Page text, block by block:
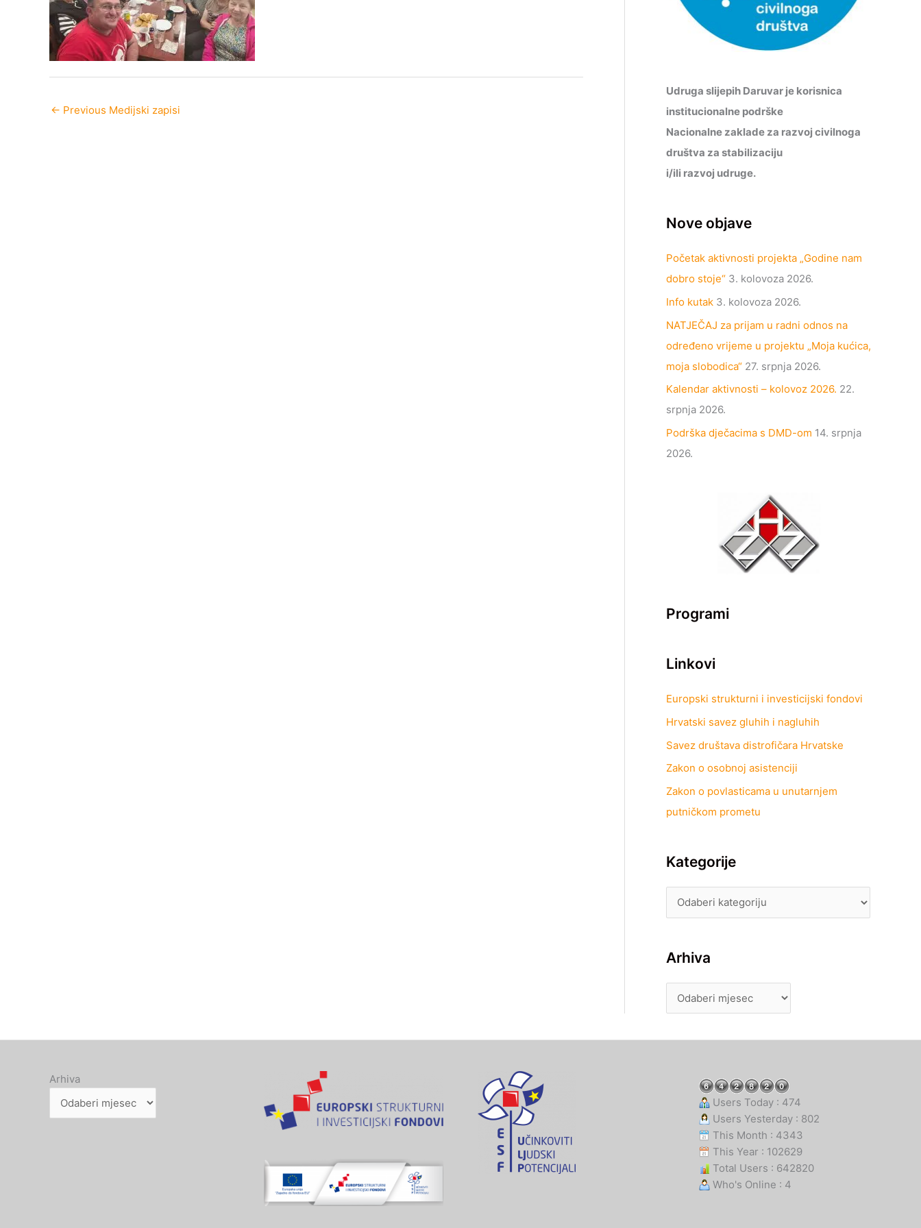
← Previous Medijski zapisi
Udruga slijepih Daruvar je korisnica
institucionalne podrške
Nacionalne zaklade za razvoj civilnoga
društva za stabilizaciju
i/ili razvoj udruge.
Nove objave
Početak aktivnosti projekta „Godine nam
dobro stoje“ 3. kolovoza 2026.
Info kutak 3. kolovoza 2026.
NATJEČAJ za prijam u radni odnos na
određeno vrijeme u projektu „Moja kućica,
moja slobodica“ 27. srpnja 2026.
Kalendar aktivnosti – kolovoz 2026. 22.
srpnja 2026.
Podrška dječacima s DMD-om 14. srpnja
2026.
Programi
Linkovi
Europski strukturni i investicijski fondovi
Hrvatski savez gluhih i nagluhih
Savez društava distrofičara Hrvatske
Zakon o osobnoj asistenciji
Zakon o povlasticama u unutarnjem
putničkom prometu
Kategorije
Arhiva
Arhiva
Users Today : 474
Users Yesterday : 802
This Month : 4343
This Year : 102629
Total Users : 642820
Who's Online : 4